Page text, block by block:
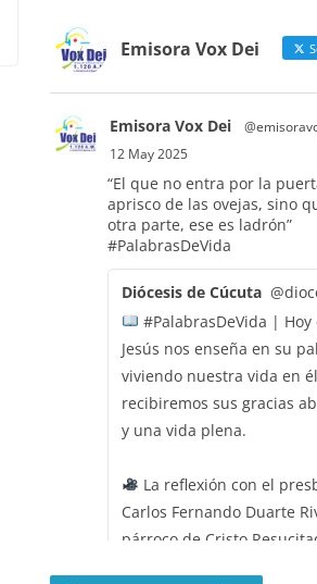
Emisora Vox Dei
Emisora Vox Dei
12 May 2025
“El que no entra por la
aprisco de las ovejas, sino
otra parte, ese es ladrón”
#PalabrasDeVida
Diócesis de Cúcuta
#PalabrasDeVida | Hoy
Jesús nos enseña en su
viviendo nuestra vida en
recibiremos sus gracias
y una vida plena.
La reflexión con el
Carlos Fernando Duarte
párroco de Cristo